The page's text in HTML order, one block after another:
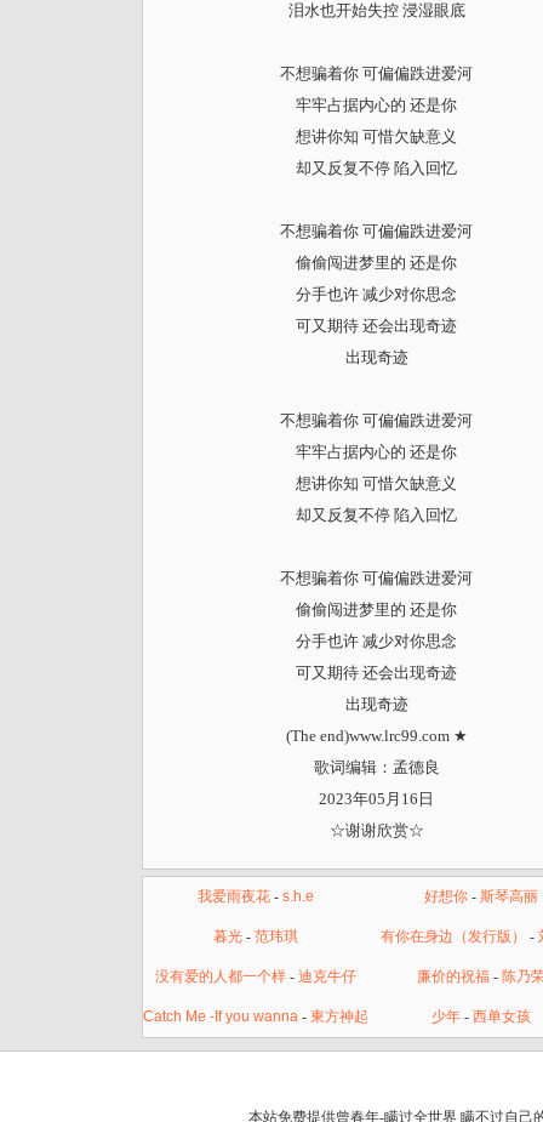
泪水也开始失控 浸湿眼底
不想骗着你 可偏偏跌进爱河
牢牢占据内心的 还是你
想讲你知 可惜欠缺意义
却又反复不停 陷入回忆
不想骗着你 可偏偏跌进爱河
偷偷闯进梦里的 还是你
分手也许 减少对你思念
可又期待 还会出现奇迹
出现奇迹
不想骗着你 可偏偏跌进爱河
牢牢占据内心的 还是你
想讲你知 可惜欠缺意义
却又反复不停 陷入回忆
不想骗着你 可偏偏跌进爱河
偷偷闯进梦里的 还是你
分手也许 减少对你思念
可又期待 还会出现奇迹
出现奇迹
(The end)www.lrc99.com ★
歌词编辑：孟德良
2023年05月16日
☆谢谢欣赏☆
我爱雨夜花- s.h.e 好想你- 斯琴高丽
暮光- 范玮琪 有你在身边（发行版） -
没有爱的人都一个样- 迪克牛仔 廉价的祝福- 陈乃
Catch Me -If you wanna- 東方神起 少年- 西单女孩
本站免费提供曾春年-瞒过全世界 瞒不过自己